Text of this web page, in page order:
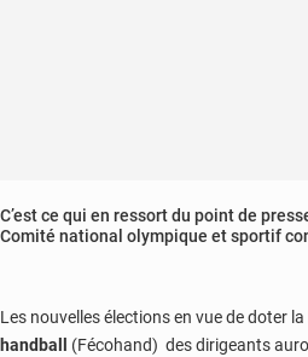
C’est ce qui en ressort du point de
Comité national olympique et sportif
Les nouvelles élections en vue de doter la
handball
(Fécohand) des dirigeants